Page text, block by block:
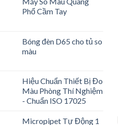
Phổ Cầm Tay
Bóng đèn D65 cho tủ so
màu
Hiệu Chuẩn Thiết Bị Đo
Màu Phòng Thí Nghiệm
- Chuẩn ISO 17025
Micropipet Tự Động 1